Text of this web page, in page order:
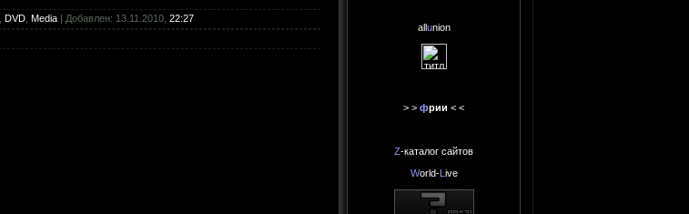
DVD Media | Добавлен: 13.11.2010, 22:27
allunion
> > фрии < <
Z-каталог сайтов
World-L ive